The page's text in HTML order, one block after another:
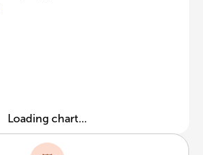
Loading chart...